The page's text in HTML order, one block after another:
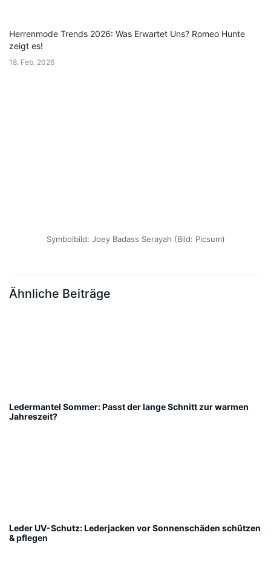
Herrenmode Trends 2026: Was Erwartet Uns? Romeo Hunte
zeigt es!
18. Feb. 2026
Symbolbild: Joey Badass Serayah (Bild: Picsum)
Ähnliche Beiträge
Ledermantel Sommer: Passt der lange Schnitt zur warmen
Jahreszeit?
Leder UV-Schutz: Lederjacken vor Sonnenschäden schützen
& pflegen